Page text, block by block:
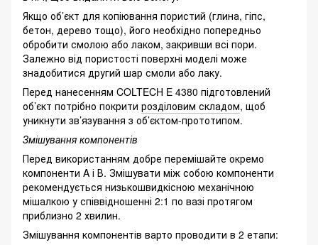
Якщо об’єкт для копіювання пористий (глина, гіпс,
бетон, дерево тощо), його необхідно попередньо
обробити смолою або лаком, закривши всі пори.
Залежно від пористості поверхні моделі може
знадобитися другий шар смоли або лаку.
Перед нанесенням COLTECH E 4380 підготовлений
об’єкт потрібно покрити розділовим складом, щоб
уникнути зв’язування з об’єктом-прототипом.
Змішування компонентів
Перед використанням добре перемішайте окремо
компоненти A і В. Змішувати між собою компоненти
рекомендується низькошвидкісною механічною
мішалкою у співвідношенні 2:1 по вазі протягом
приблизно 2 хвилин.
Змішування компонентів варто проводити в 2 етапи: